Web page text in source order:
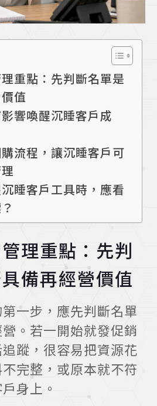
重點：先判斷名單是
值
響喚醒沉睡客戶成
流程，讓沉睡客戶可
睡客戶工具時，應看
理重點：先判
備再經營價值
一步，應先判斷名單
。若一開始就發促銷
蹤，很容易把資源花
完整，或原本就不符
身上。